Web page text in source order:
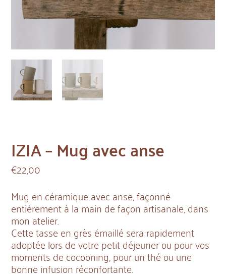
IZIA – Mug avec anse
€22,00
Mug en céramique avec anse, façonné
entièrement à la main de façon artisanale, dans
mon atelier.
Cette tasse en grès émaillé sera rapidement
adoptée lors de votre petit déjeuner ou pour vos
moments de cocooning, pour un thé ou une
bonne infusion réconfortante.